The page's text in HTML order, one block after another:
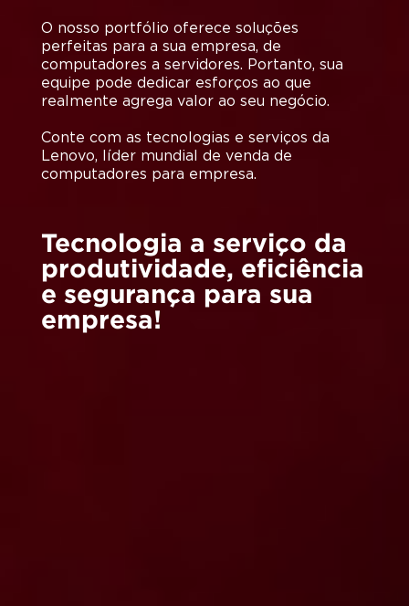
O nosso portfólio oferece soluções
perfeitas para a sua empresa, de
computadores a servidores. Portanto, sua
equipe pode dedicar esforços ao que
realmente agrega valor ao seu negócio.
Conte com as tecnologias e serviços da
Lenovo, líder mundial de venda de
computadores para empresa.
Tecnologia a serviço da
produtividade, eficiência
e segurança para sua
empresa!